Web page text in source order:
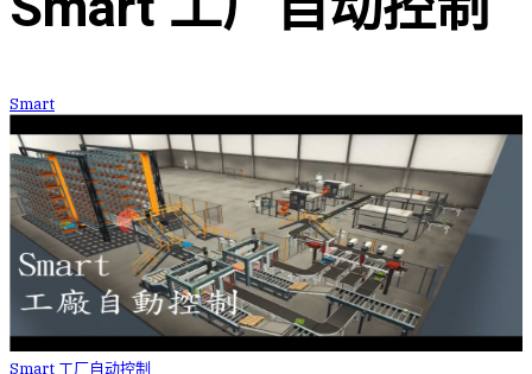
Smart
Smart 工厂自动控制